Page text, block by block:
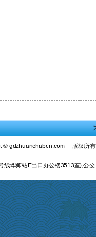
© gdzhuanchaben.com版权所
线华师站E出口办公楼3513室),公